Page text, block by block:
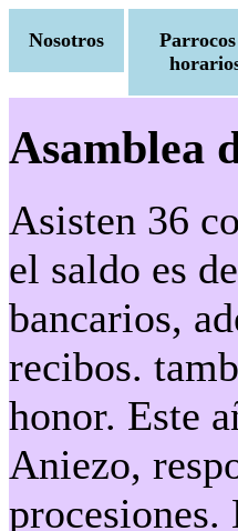
Nosotros
Asamblea
Asisten 36
el saldo es
bancarios,
recibos.
honor. Este
Aniezo,
procesiones.